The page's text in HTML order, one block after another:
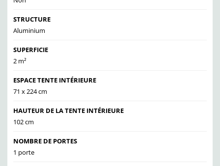
STRUCTURE
Aluminium
SUPERFICIE
2 m²
ESPACE TENTE INTÉRIEURE
71 x 224 cm
HAUTEUR DE LA TENTE INTÉRIEURE
102 cm
NOMBRE DE PORTES
1 porte